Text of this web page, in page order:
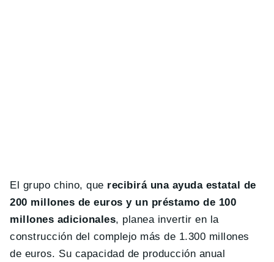
El grupo chino, que recibirá una ayuda estatal de
200 millones de euros y un préstamo de 100
millones adicionales, planea invertir en la
construcción del complejo más de 1.300 millones
de euros. Su capacidad de producción anual